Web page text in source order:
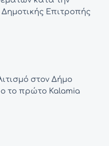
Επιτροπής
στον Δήμο
το πρώτο Kalamia